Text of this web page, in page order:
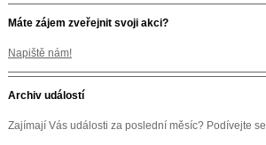
Máte zájem zveřejnit svoji akci?
Napiště nám!
Archiv událostí
Zajímají Vás události za poslední měsíc? Podívejte se